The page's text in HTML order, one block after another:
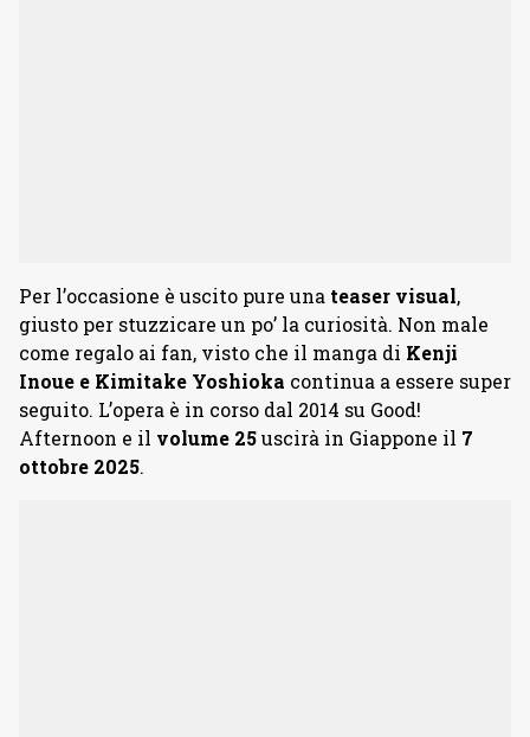
Per l’occasione è uscito pure una teaser visual,
giusto per stuzzicare un po’ la curiosità. Non male
come regalo ai fan, visto che il manga di Kenji
Inoue e Kimitake Yoshioka continua a essere super
seguito. L’opera è in corso dal 2014 su Good!
Afternoon e il volume 25uscirà in Giappone il 7
ottobre 2025.